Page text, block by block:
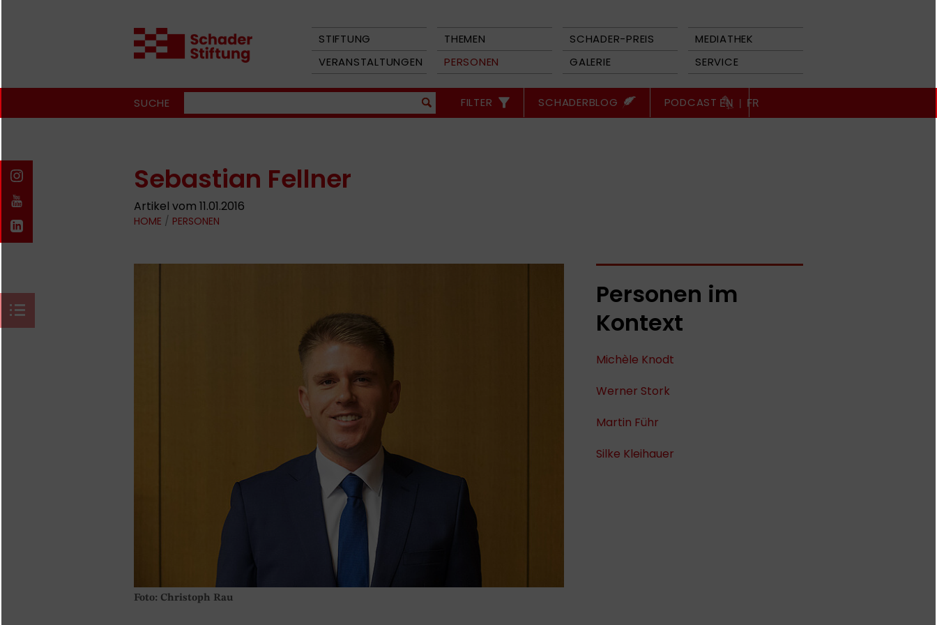
STIFTUNG THEMEN SCHADER-PREIS
MEDIATHEK
VERANSTALTUNGEN
PERSONEN GALERIE SERVICE
SUCHE FILTER SCHADERBLOG PODCAST EN | FR
Sebastian Fellner
Artikel vom 11.01.2016
HOME / PERSONEN
Foto: Christoph Rau
Personen im
Kontext
Michèle Knodt
Werner Stork
Martin Führ
Silke Kleihauer